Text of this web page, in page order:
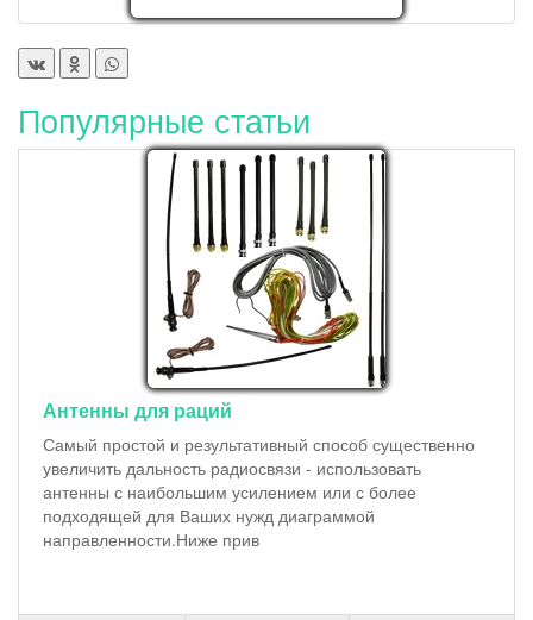
Популярные статьи
Антенны для раций
Самый простой и результативный способ существенно
увеличить дальность радиосвязи - использовать
антенны с наибольшим усилением или с более
подходящей для Ваших нужд диаграммой
направленности.Ниже прив